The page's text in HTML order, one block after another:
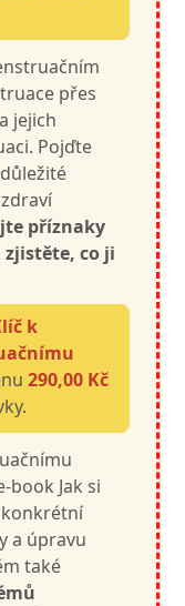
přes
jejich
Pojďte
příznaky
co ji
k
290,00 Kč
book Jak si
a úpravu
také